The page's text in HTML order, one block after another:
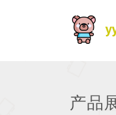
产品